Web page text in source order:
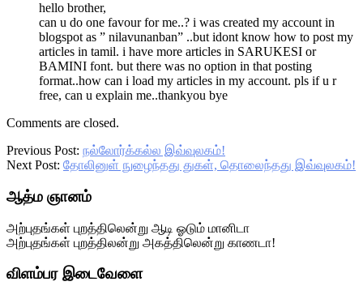
hello brother,
can u do one favour for me..? i was created my account in
blogspot as ” nilavunanban” ..but idont know how to post my
articles in tamil. i have more articles in SARUKESI or
BAMINI font. but there was no option in that posting
format..how can i load my articles in my account. pls if u r
free, can u explain me..thankyou bye
Comments are closed.
Previous Post: நல்லோர்க்கல்ல இவ்வுலகம்!
Next Post: தோலினுள் நுழைந்தது துகள், தொலைந்தது இவ்வுலகம்!
Primary
ஆத்ம ஞானம்
அற்புதங்கள் புறத்திலென்று ஆடி ஓடும் மானிடா
அற்புதங்கள் புறத்திலன்று அகத்திலென்று காணடா!
விளம்பர இடைவேளை